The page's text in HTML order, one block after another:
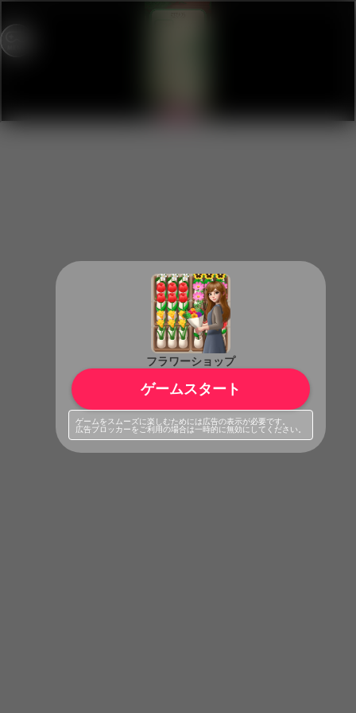
フラワーショップ
ゲームスタート
ゲームをスムーズに楽しむためには広告の表示が必要です。
広告ブロッカーをご利用の場合は一時的に無効にしてください。